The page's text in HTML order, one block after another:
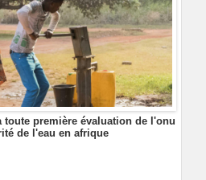
première évaluation de l'onu
de l'eau en afrique